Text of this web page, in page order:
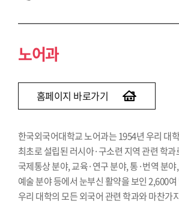
노어과
홈페이지 바로가기
한국외국어대학교 노어과는 1954년 우리 대
최초로 설립된 러시아·구소련 지역 관련 학
국제통상 분야, 교육·연구 분야, 통·번역 분
예술 분야 등에서 눈부신 활약을 보인 2,600
우리 대학의 모든 외국어 관련 학과와 마찬가